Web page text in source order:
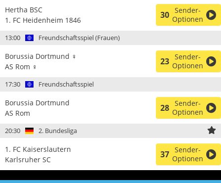
Hertha BSC
1. FC Heidenheim 1846
30 Sender-
Optionen
13:00 Freundschaftsspiel (Frauen)
Borussia Dortmund ♀
AS Rom ♀
23 Sender-
Optionen
17:30 Freundschaftsspiel
Borussia Dortmund
AS Rom
28 Sender-
Optionen
20:30 2. Bundesliga
1. FC Kaiserslautern
Karlsruher SC
37 Sender-
Optionen